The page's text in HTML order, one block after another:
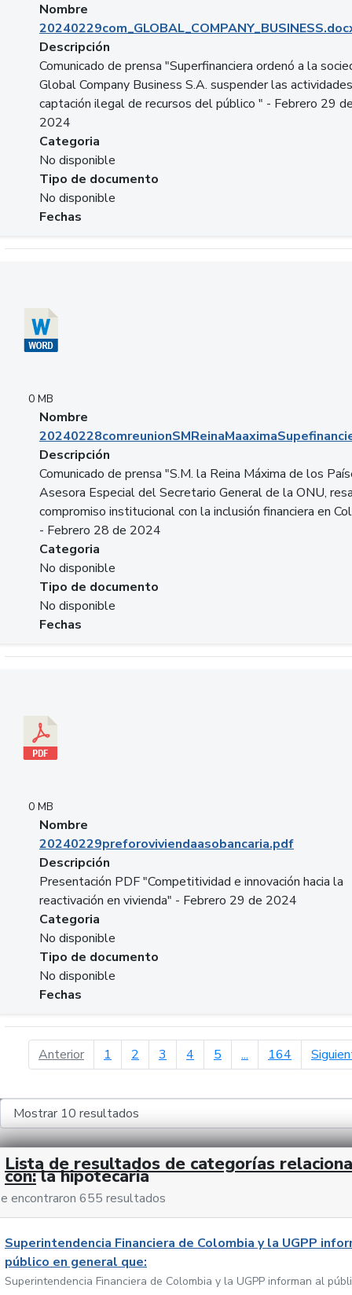
Nombre
Descripción
Comunicado de prensa "Superfinanciera ordenó a la
Global Company Business S.A. suspender las
captación ilegal de recursos del público " - Febrero 29
2024
Categoria
No disponible
Tipo de documento
No disponible
Fechas
0 MB
Nombre
Descripción
Comunicado de prensa "S.M. la Reina Máxima de los
Asesora Especial del Secretario General de la ONU,
compromiso institucional con la inclusión financiera en
- Febrero 28 de 2024
Categoria
No disponible
Tipo de documento
No disponible
Fechas
0 MB
Nombre
20240229preforoviviendaasobancaria.pdf
Descripción
Presentación PDF "Competitividad e innovación hacia la
reactivación en vivienda" - Febrero 29 de 2024
Categoria
No disponible
Tipo de documento
No disponible
Fechas
Anteriorpágina anterior
1 2 3 4 5 ... 164
Lista de resultados de categorías
con: la hipotecaria
encontraron 655 resultados
Superintendencia Financiera de Colombia y la UGPP
público en general que:
Superintendencia Financiera de Colombia y la UGPP informan al